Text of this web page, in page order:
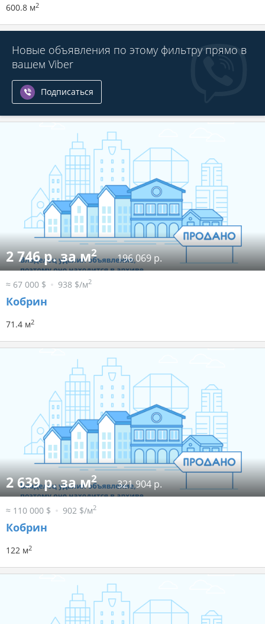
600.8 м2
Новые объявления по этому фильтру прямо в
вашем Viber
Подписаться
2 746 р. за м2 196 069 р.
≈ 67 000 $ 938 $/м2
Кобрин
71.4 м2
2 639 р. за м2 321 904 р.
≈ 110 000 $ 902 $/м2
Кобрин
122 м2